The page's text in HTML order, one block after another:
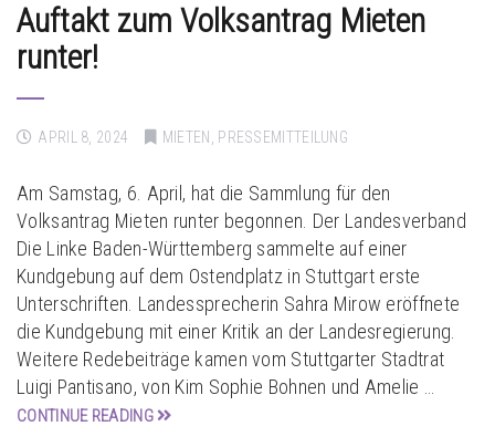
Auftakt zum Volksantrag Mieten
runter!
APRIL 8, 2024 MIETEN , PRESSEMITTEILUNG
Am Samstag, 6. April, hat die Sammlung für den
Volksantrag Mieten runter begonnen. Der Landesverband
Die Linke Baden-Württemberg sammelte auf einer
Kundgebung auf dem Ostendplatz in Stuttgart erste
Unterschriften. Landessprecherin Sahra Mirow eröffnete
die Kundgebung mit einer Kritik an der Landesregierung.
Weitere Redebeiträge kamen vom Stuttgarter Stadtrat
Luigi Pantisano, von Kim Sophie Bohnen und Amelie …
CONTINUE READING